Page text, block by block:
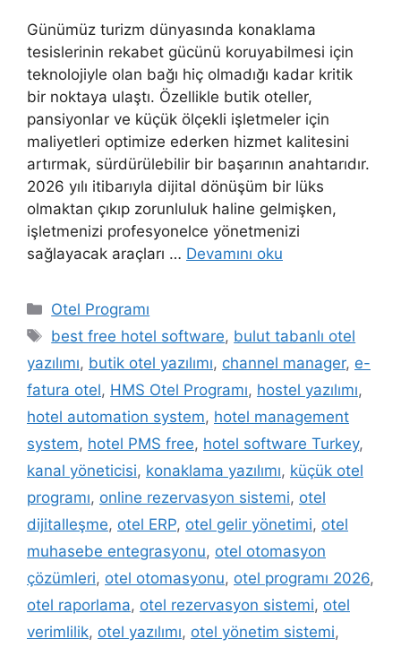
Günümüz turizm dünyasında konaklama
tesislerinin rekabet gücünü koruyabilmesi için
teknolojiyle olan bağı hiç olmadığı kadar kritik
bir noktaya ulaştı. Özellikle butik oteller,
pansiyonlar ve küçük ölçekli işletmeler için
maliyetleri optimize ederken hizmet kalitesini
artırmak, sürdürülebilir bir başarının anahtarıdır.
2026 yılı itibarıyla dijital dönüşüm bir lüks
olmaktan çıkıp zorunluluk haline gelmişken,
işletmenizi profesyonelce yönetmenizi
sağlayacak araçları … Devamını oku
Kategoriler
Otel Programı
Etiketler
best free hotel software, bulut tabanlı otel
yazılımı, butik otel yazılımı, channel manager, e-
fatura otel, HMS Otel Programı, hostel yazılımı,
hotel automation system, hotel management
system, hotel PMS free, hotel software Turkey,
kanal yöneticisi, konaklama yazılımı, küçük otel
programı, online rezervasyon sistemi, otel
dijitalleşme, otel ERP, otel gelir yönetimi, otel
muhasebe entegrasyonu, otel otomasyon
çözümleri, otel otomasyonu, otel programı 2026,
otel raporlama, otel rezervasyon sistemi, otel
verimlilik, otel yazılımı, otel yönetim sistemi,